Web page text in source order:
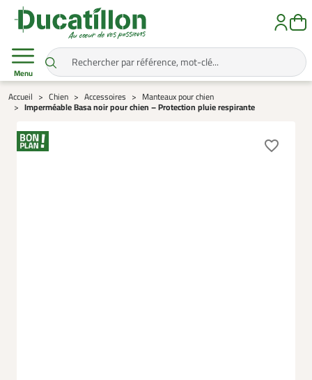
Menu
Accueil Chien Accessoires Manteaux pour chien
Imperméable Basa noir pour chien – Protection pluie respirante
favorite_border